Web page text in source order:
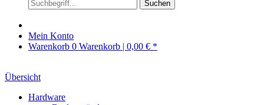
Suchen
Mein Konto
Warenkorb 0 Warenkorb | 0,00 € *
Übersicht
Hardware